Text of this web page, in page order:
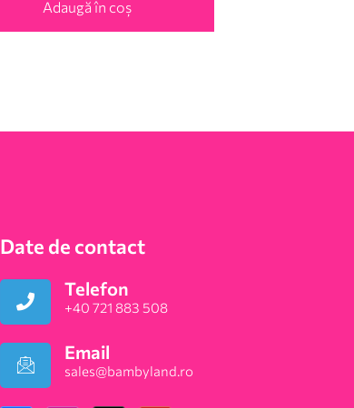
Adaugă în coș
Date de contact
Telefon
+40 721 883 508
Email
sales@bambyland.ro​